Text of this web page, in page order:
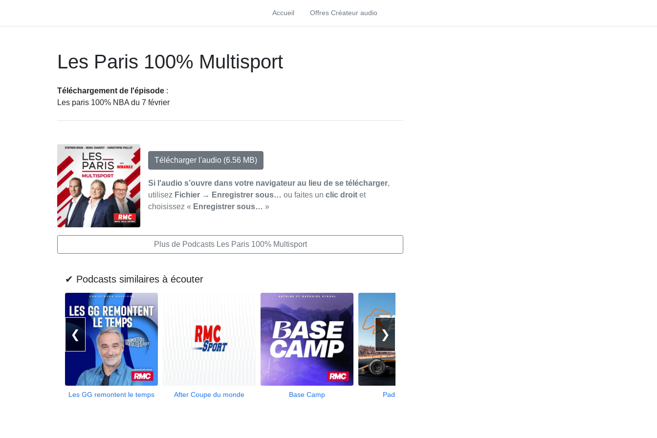
Accueil Offres Créateur audio
Les Paris 100% Multisport
Téléchargement de l'épisode :
Les paris 100% NBA du 7 février
Télécharger l'audio (6.56 MB)
Si l'audio s’ouvre dans votre navigateur au lieu de se télécharger,
utilisez Fichier → Enregistrer sous… ou faites un clic droit et
choisissez « Enregistrer sous… »
Plus de Podcasts Les Paris 100% Multisport
✔ Podcasts similaires à écouter
❮
Les GG remontent le temps After Coupe du monde Base Camp Paddock Pass
❯